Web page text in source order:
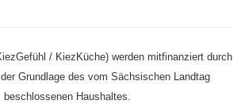
/ KiezKüche) werden mitfinanziert durch
Grundlage des vom Sächsischen Landtag
beschlossenen Haushaltes.